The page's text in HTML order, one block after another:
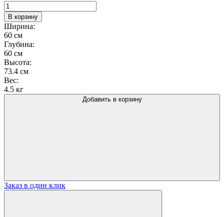
Количество
товара
Подстолье
1276EM
В корзину
Ширина:
60 см
Глубина:
60 см
Высота:
73.4 см
Вес:
4.5 кг
Добавить в корзину
Заказ в один клик